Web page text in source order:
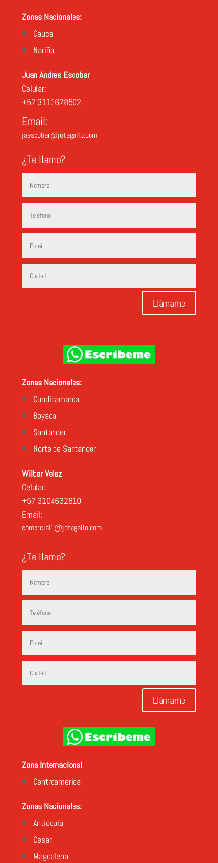
Zonas Nacionales:
Cauca.
Nariño.
Juan Andres Escobar
Celular:
+57 3113678502
Email:
jaescobar@jotagallo.com
¿Te llamo?
Llámame
Zonas Nacionales:
Cundinamarca
Boyaca
Santander
Norte de Santander
Wilber Velez
Celular:
+57 3104632810
Email:
comercial1@jotagallo.com
¿Te llamo?
Llámame
Zona Internacional
Centroamerica
Zonas Nacionales:
Antioquia
Cesar
Magdalena